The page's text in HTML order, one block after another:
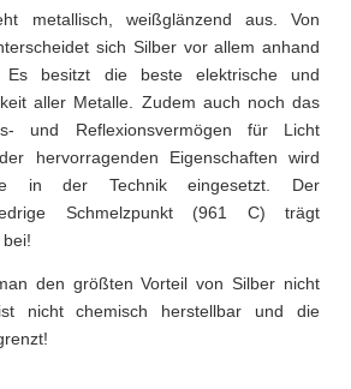
metallisch, weißglänzend aus. Von
sich Silber vor allem anhand
Es besitzt die beste elektrische und
aller Metalle. Zudem auch noch das
und Reflexionsvermögen für Licht
hervorragenden Eigenschaften wird
in der Technik eingesetzt. Der
Schmelzpunkt (961 C) trägt
den größten Vorteil von Silber nicht
nicht chemisch herstellbar und die